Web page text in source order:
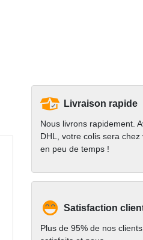
Livraison rapide
Nous livrons rapidement.
DHL, votre colis sera chez
en peu de temps !
Satisfaction
Plus de 95% de nos